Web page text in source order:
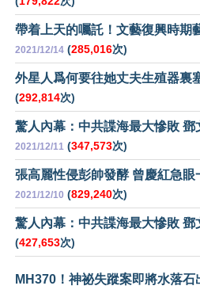
帶着上天的囑託！文藝復興時期
2021/12/14 (285,016次)
外星人爲何要往她丈夫生殖器裏
(292,814次)
驚人內幕：中共諜海最大慘敗 鄧
2021/12/11 (347,573次)
張高麗性侵彭帥發酵 曾慶紅急眼
2021/12/10 (829,240次)
驚人內幕：中共諜海最大慘敗 鄧
(427,653次)
MH370！神祕失蹤案即將水落石